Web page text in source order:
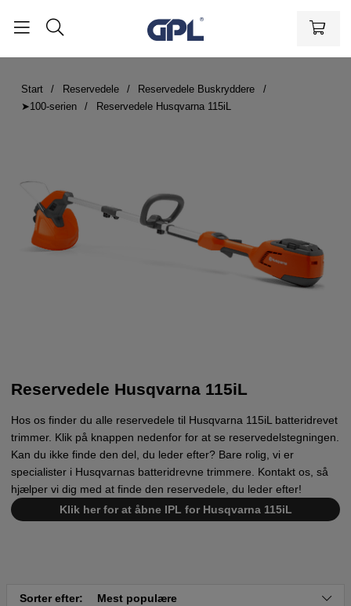
Start Reservedele
Reservedele Buskryddere
➤100-serien
Reservedele Husqvarna 115iL
Reservedele Husqvarna 115iL
Hos os finder du alle reservedele til Husqvarna 115iL batteridrevet
trimmer. Klik på knappen nedenfor for at se reservedelstegningen.
Kan du ikke finde den del, du leder efter? Bare rolig, vi er
specialister i Husqvarnas batteridrevne trimmere. Kontakt os, så
hjælper vi dig med at finde den reservedele, du leder efter!
Klik her for at åbne IPL for Husqvarna 115iL
Sorter efter: Mest populære